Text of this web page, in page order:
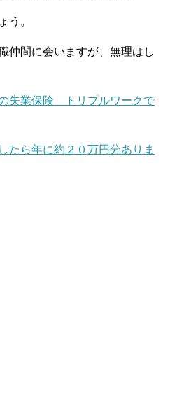
う。
仲間に会いますが、無理はし
失業保険 トリプルワークで
たら年に約２０万円分ありま